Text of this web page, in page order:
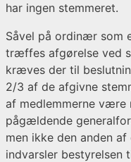
har ingen stemmeret.
Såvel på ordinær som
træffes afgørelse ved
kræves der til
2/3 af de afgivne
af medlemmerne være
pågældende
men ikke den anden
indvarsler bestyrelsen